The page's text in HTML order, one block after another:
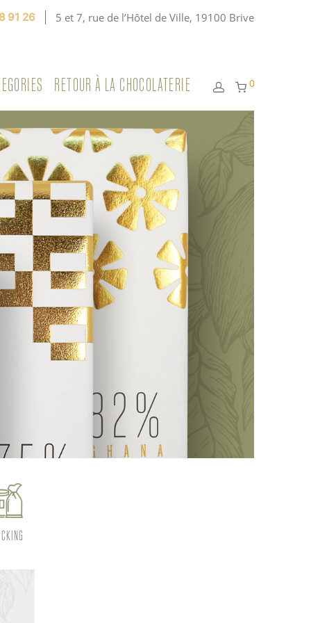
RETOUR À LA CHOCOLATERIE 0
91 26 5 et 7, rue de l’Hôtel de Ville, 19100 Brive